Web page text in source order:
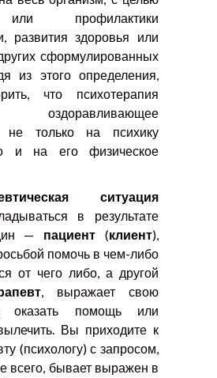
профилактики
развития здоровья или
сформулированных
из этого определения,
что психотерапия
оздоравливающее
не только на психику
и на его физическое
ситуация
в результате
— пациент (клиент),
помочь в чем-либо
от чего либо, а другой
, выражает свою
оказать помощь или
Вы приходите к
(психологу) с запросом,
всего, бывает выражен в